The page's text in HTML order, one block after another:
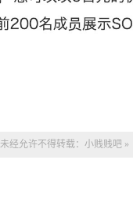
未经允许不得转载： 小贱贱吧»